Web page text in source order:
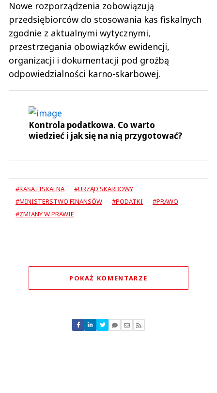
Nowe rozporządzenia zobowiązują
przedsiębiorców do stosowania kas fiskalnych
zgodnie z aktualnymi wytycznymi,
przestrzegania obowiązków ewidencji,
organizacji i dokumentacji pod groźbą
odpowiedzialności karno-skarbowej.
Kontrola podatkowa. Co warto
wiedzieć i jak się na nią przygotować?
#KASA FISKALNA
#URZĄD SKARBOWY
#MINISTERSTWO FINANSÓW
#PODATKI
#PRAWO
#ZMIANY W PRAWIE
POKAŻ KOMENTARZE
Nie znaleziono komentarzy
Zostaw swoje komentarze